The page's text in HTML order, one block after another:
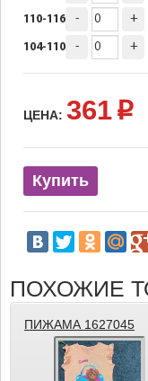
110-116 - +
104-110 - +
ЦЕНА: 361 p
Купить
ПОХОЖИЕ
ПИЖАМА 1627045